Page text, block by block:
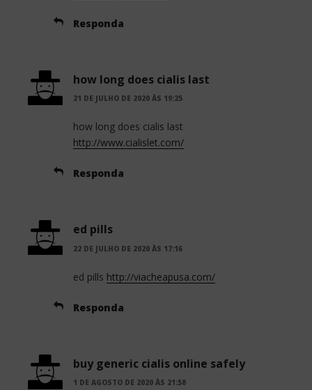
Responda
how long does cialis last
21 DE JULHO DE 2020 ÀS 19:25
how long does cialis last
http://www.cialislet.com/
Responda
ed pills
22 DE JULHO DE 2020 ÀS 17:16
ed pills http://viacheapusa.com/
Responda
buy generic cialis online safely
1 DE AGOSTO DE 2020 ÀS 21:58